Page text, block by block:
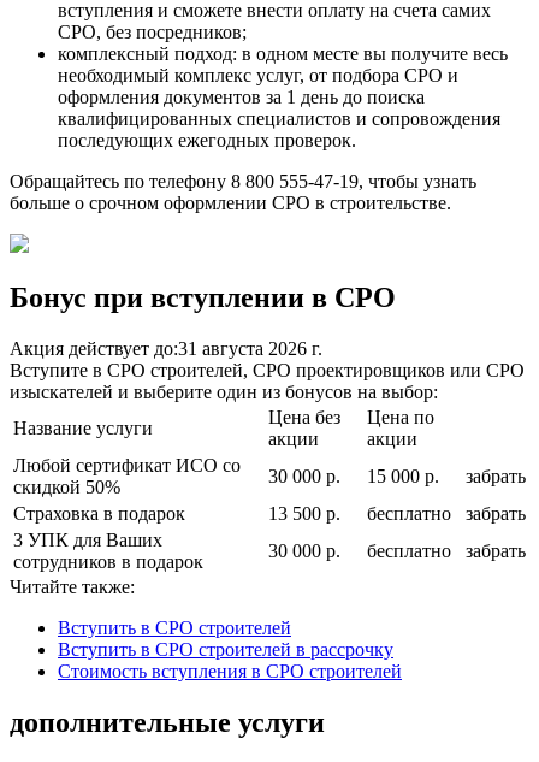
вступления и сможете внести оплату на счета самих
СРО, без посредников;
комплексный подход: в одном месте вы получите весь
необходимый комплекс услуг, от подбора СРО и
оформления документов за 1 день до поиска
квалифицированных специалистов и сопровождения
последующих ежегодных проверок.
Обращайтесь по телефону 8 800 555-47-19, чтобы узнать
больше о срочном оформлении СРО в строительстве.
Бонус при вступлении в СРО
Акция действует до:31 августа 2026 г.
Вступите в СРО строителей, СРО проектировщиков или СРО
изыскателей и выберите один из бонусов на выбор:
Название услуги
Цена без
акции
Цена по
акции
Любой сертификат ИСО со
скидкой 50%
30 000 р. 15 000 р.
забрать
Страховка в подарок
13 500 р. бесплатно
забрать
3 УПК для Ваших
сотрудников в подарок
30 000 р. бесплатно
забрать
Читайте также:
Вступить в СРО строителей
Вступить в СРО строителей в рассрочку
Стоимость вступления в СРО строителей
дополнительные услуги